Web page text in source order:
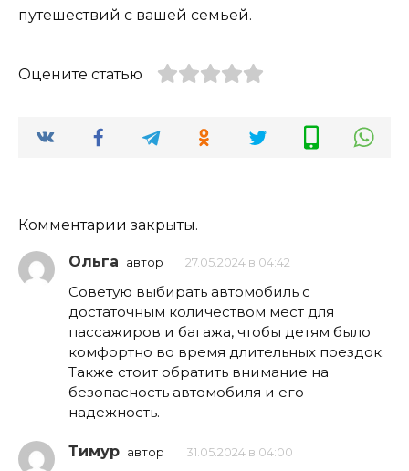
путешествий с вашей семьей.
Оцените статью
Комментарии закрыты.
Ольга автор 27.05.2024 в 04:42
Советую выбирать автомобиль с
достаточным количеством мест для
пассажиров и багажа, чтобы детям было
комфортно во время длительных поездок.
Также стоит обратить внимание на
безопасность автомобиля и его
надежность.
Тимур автор 31.05.2024 в 04:00